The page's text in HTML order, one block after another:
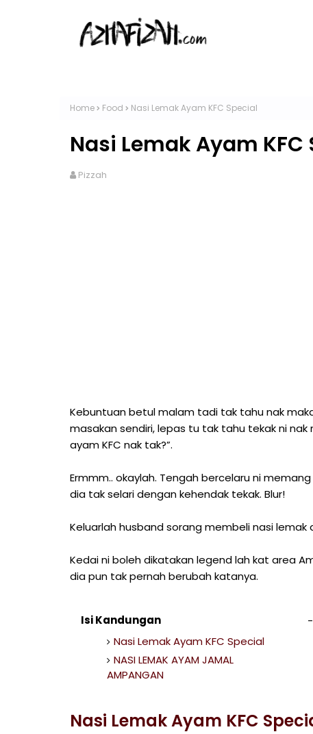
Home Food Nasi Lemak Ayam KFC Special
Nasi Lemak Ayam KFC
Pizzah
Kebuntuan betul malam tadi tak tahu nak
masakan sendiri, lepas tu tak tahu tekak ni
ayam KFC nak tak?”.
Ermmm.. okaylah. Tengah bercelaru ni
dia tak selari dengan kehendak tekak. Blur!
Keluarlah husband sorang membeli nasi lemak
Kedai ni boleh dikatakan legend lah kat area
dia pun tak pernah berubah katanya.
Isi Kandungan
Nasi Lemak Ayam KFC Special
NASI LEMAK AYAM JAMAL
AMPANGAN
Nasi Lemak Ayam KFC